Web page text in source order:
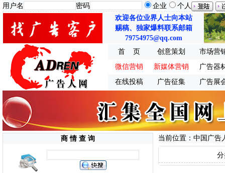
用户名 密码 企业
个人
欢迎各位业界人士向本站
赐稿、独家爆料联系邮箱
79754975@qq.com
首 页
创意策划
市场营
微信营销
新媒体营销
广告器
在线投稿
广告征集 广告展
商 情 查 询 当前位置：中国广告